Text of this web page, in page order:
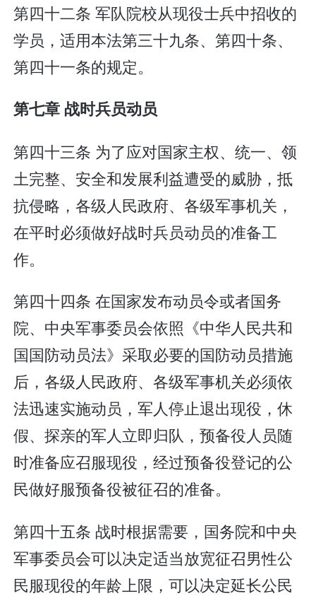
第四十二条 军队院校从现役士兵中招收的
学员，适用本法第三十九条、第四十条、
第四十一条的规定。
第七章 战时兵员动员
第四十三条 为了应对国家主权、统一、领
土完整、安全和发展利益遭受的威胁，抵
抗侵略，各级人民政府、各级军事机关，
在平时必须做好战时兵员动员的准备工
作。
第四十四条 在国家发布动员令或者国务
院、中央军事委员会依照《中华人民共和
国国防动员法》采取必要的国防动员措施
后，各级人民政府、各级军事机关必须依
法迅速实施动员，军人停止退出现役，休
假、探亲的军人立即归队，预备役人员随
时准备应召服现役，经过预备役登记的公
民做好服预备役被征召的准备。
第四十五条 战时根据需要，国务院和中央
军事委员会可以决定适当放宽征召男性公
民服现役的年龄上限，可以决定延长公民